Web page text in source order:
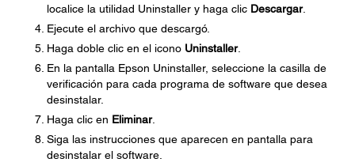
localice la utilidad Uninstaller y haga clic Descargar.
Ejecute el archivo que descargó.
Haga doble clic en el icono Uninstaller.
En la pantalla Epson Uninstaller, seleccione la casilla de
verificación para cada programa de software que desea
desinstalar.
Haga clic en Eliminar.
Siga las instrucciones que aparecen en pantalla para
desinstalar el software.